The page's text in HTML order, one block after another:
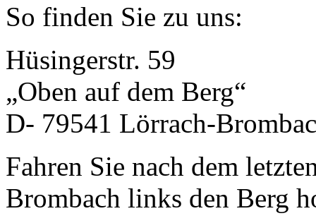
So finden Sie zu uns:
Hüsingerstr. 59
„Oben auf dem Berg“
D- 79541 Lörrach-
Fahren Sie nach dem
Brombach links den Berg